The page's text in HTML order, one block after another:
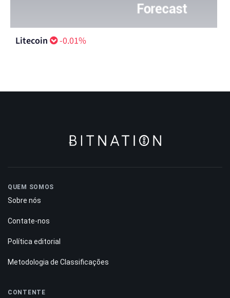
Litecoin -0.01%
QUEM SOMOS
Sobre nós
Contate-nos
Política editorial
Metodologia de Classificações
CONTENTE